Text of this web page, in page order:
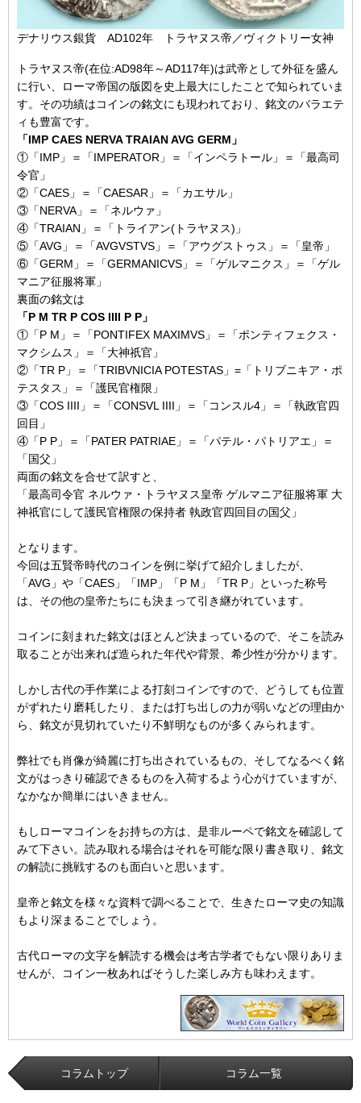
デナリウス銀貨 AD102年 トラヤヌス帝／ヴィクトリー女神
トラヤヌス帝(在位:AD98年～AD117年)は武帝として外征を盛ん
に行い、ローマ帝国の版図を史上最大にしたことで知られていま
す。その功績はコインの銘文にも現われており、銘文のバラエテ
ィも豊富です。
「IMP CAES NERVA TRAIAN AVG GERM」
①「IMP」＝「IMPERATOR」＝「インペラトール」＝「最高司
令官」
②「CAES」＝「CAESAR」＝「カエサル」
③「NERVA」＝「ネルウァ」
④「TRAIAN」＝「トライアン(トラヤヌス)」
⑤「AVG」＝「AVGVSTVS」＝「アウグストゥス」＝「皇帝」
⑥「GERM」＝「GERMANICVS」＝「ゲルマニクス」＝「ゲル
マニア征服将軍」
裏面の銘文は
「P M TR P COS IIII P P」
①「P M」＝「PONTIFEX MAXIMVS」＝「ポンティフェクス・
マクシムス」＝「大神祇官」
②「TR P」＝「TRIBVNICIA POTESTAS」=「トリブニキア・ポ
テスタス」＝「護民官権限」
③「COS IIII」＝「CONSVL IIII」＝「コンスル4」＝「執政官四
回目」
④「P P」＝「PATER PATRIAE」＝「パテル・パトリアエ」＝
「国父」
両面の銘文を合せて訳すと、
「最高司令官 ネルウァ・トラヤヌス皇帝 ゲルマニア征服将軍 大
神祇官にして護民官権限の保持者 執政官四回目の国父」
となります。
今回は五賢帝時代のコインを例に挙げて紹介しましたが、
「AVG」や「CAES」「IMP」「P M」「TR P」といった称号
は、その他の皇帝たちにも決まって引き継がれています。
コインに刻まれた銘文はほとんど決まっているので、そこを読み
取ることが出来れば造られた年代や背景、希少性が分かります。
しかし古代の手作業による打刻コインですので、どうしても位置
がずれたり磨耗したり、または打ち出しの力が弱いなどの理由か
ら、銘文が見切れていたり不鮮明なものが多くみられます。
弊社でも肖像が綺麗に打ち出されているもの、そしてなるべく銘
文がはっきり確認できるものを入荷するよう心がけていますが、
なかなか簡単にはいきません。
もしローマコインをお持ちの方は、是非ルーペで銘文を確認して
みて下さい。読み取れる場合はそれを可能な限り書き取り、銘文
の解読に挑戦するのも面白いと思います。
皇帝と銘文を様々な資料で調べることで、生きたローマ史の知識
もより深まることでしょう。
古代ローマの文字を解読する機会は考古学者でもない限りありま
せんが、コイン一枚あればそうした楽しみ方も味わえます。
コラムトップ コラム一覧